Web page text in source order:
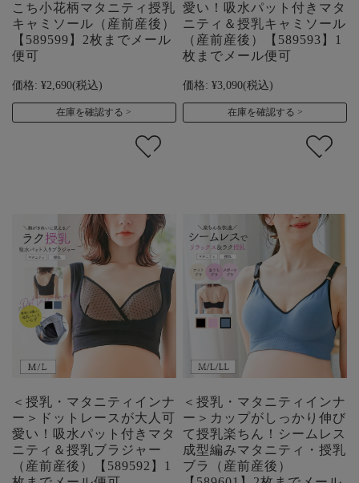
こち小花柄マタニティ授乳
キャミソール（産前産後）
【589599】2枚までメール
便可
価格: ¥2,690(税込)
在庫を確認する
愛い！吸水パット付きマタ
ニティ＆授乳キャミソール
（産前産後）【589593】1
枚までメール便可
価格: ¥3,090(税込)
在庫を確認する
＜授乳・マタニティインナ
ー＞ドットレースが大人可
愛い！吸水パット付きマタ
ニティ＆授乳ブラジャー
（産前産後）【589592】1
＜授乳・マタニティインナ
ー＞カップがしっかり伸び
て授乳楽ちん！シームレス
成型編みマタニティ・授乳
ブラ（産前産後）